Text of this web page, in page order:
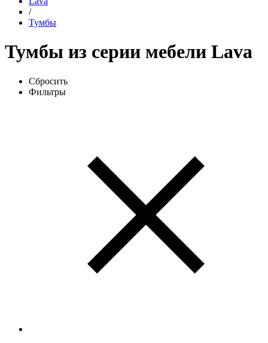
/
Тумбы
Тумбы из серии мебели Lava
Сбросить
Фильтры